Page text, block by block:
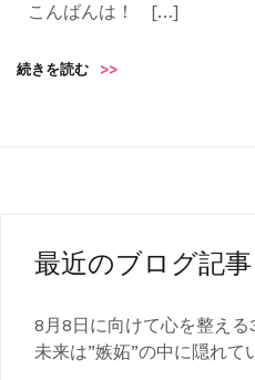
こんばんは！ […]
続きを読む >>
最近のブログ記事
8月8日に向けて心を整え
未来は”嫉妬”の中に隠れて